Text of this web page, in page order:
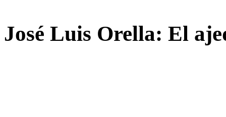
José Luis Orella: El